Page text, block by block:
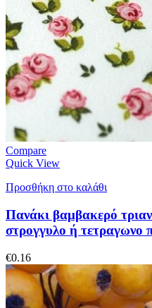
Compare
Quick View
Προσθήκη στο καλάθι
Πανάκι βαμβακερό
στρογγυλο ή τετραγωνο
€0.16